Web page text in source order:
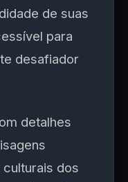
de suas
para
desafiador
detalhes
dos